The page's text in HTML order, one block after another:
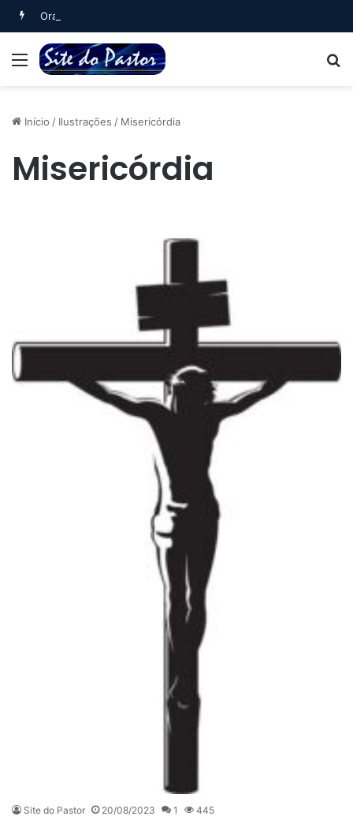
Oração Noturna (Salmo 4)
Menu
Início / Ilustrações / Misericórdia
Misericórdia
Site do Pastor 20/08/2023 1 445